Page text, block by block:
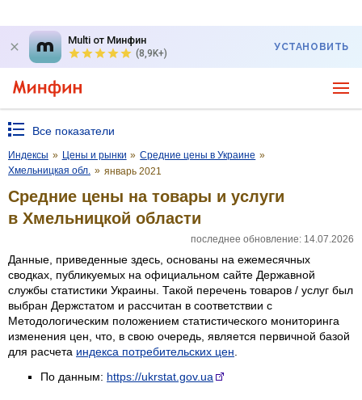
Multi от Минфин
(8,9K+)
УСТАНОВИТЬ
Все показатели
Индексы » Цены и рынки » Средние цены в Украине »
Хмельницкая обл. » январь 2021
Средние цены на товары и услуги
в Хмельницкой области
последнее обновление: 14.07.2026
Данные, приведенные здесь, основаны на ежемесячных
сводках, публикуемых на официальном сайте Державной
службы статистики Украины. Такой перечень товаров / услуг был
выбран Держстатом и рассчитан в соответствии с
Методологическим положением статистического мониторинга
изменения цен, что, в свою очередь, является первичной базой
для расчета индекса потребительских цен
По данным: https://ukrstat.gov.ua